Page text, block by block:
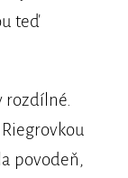
teď
povodeň,